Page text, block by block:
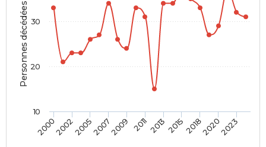
Personnes décédées
20002002200520072009 201120132015201820202023
10
20
30